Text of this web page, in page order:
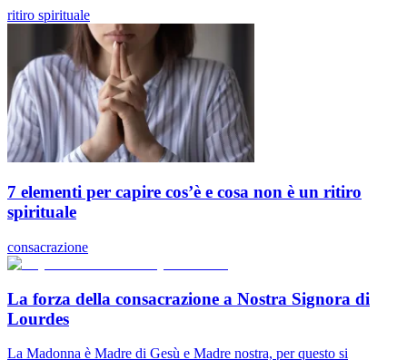
ritiro spirituale
7 elementi per capire cos’è e cosa non è un ritiro
spirituale
consacrazione
La forza della consacrazione a Nostra Signora di
Lourdes
La Madonna è Madre di Gesù e Madre nostra, per questo si